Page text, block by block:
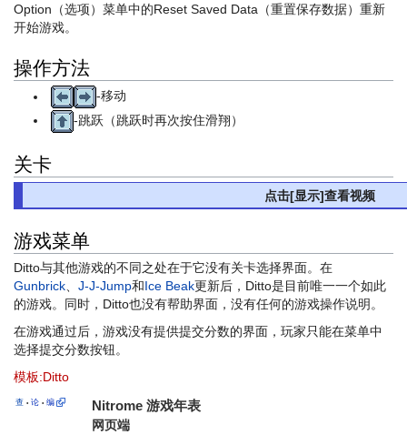
Option（选项）菜单中的Reset Saved Data（重置保存数据）重新
开始游戏。
操作方法
-移动
-跳跃（跳跃时再次按住滑翔）
关卡
点击[显示]查看视频
游戏菜单
Ditto与其他游戏的不同之处在于它没有关卡选择界面。在
Gunbrick、 J-J-Jump和Ice Beak更新后，Ditto是目前唯一一个如此
的游戏。同时，Ditto也没有帮助界面，没有任何的游戏操作说明。
在游戏通过后，游戏没有提供提交分数的界面，玩家只能在菜单中
选择提交分数按钮。
模板:Ditto
查 • 论 • 编 Nitrome 游戏年表
网页端